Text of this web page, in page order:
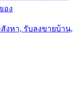
อง
งหา, รับลงขายบ้าน,